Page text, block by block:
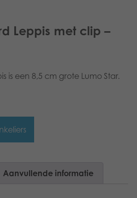
Leppis met clip –
is een 8,5 cm grote Lumo Star.
Aanvullende informatie